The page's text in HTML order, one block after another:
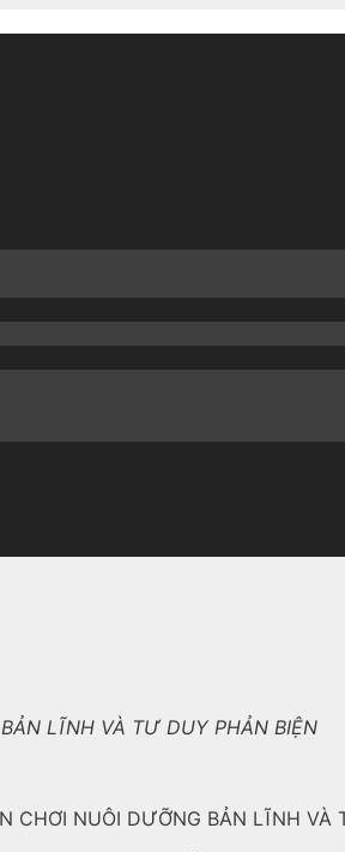
LĨNH VÀ TƯ DUY PHẢN BIỆN
CHƠI NUÔI DƯỠNG BẢN LĨNH VÀ